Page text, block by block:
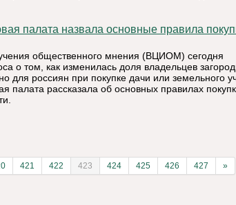
общественного мнения (ВЦИОМ) сегодня
о том, как изменилась доля владельцев
для россиян при покупке дачи или земельного
палата рассказала об основных правилах
421 422 423 424 425 426 427 »